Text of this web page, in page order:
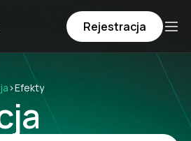
Rejestracja
›Efekty